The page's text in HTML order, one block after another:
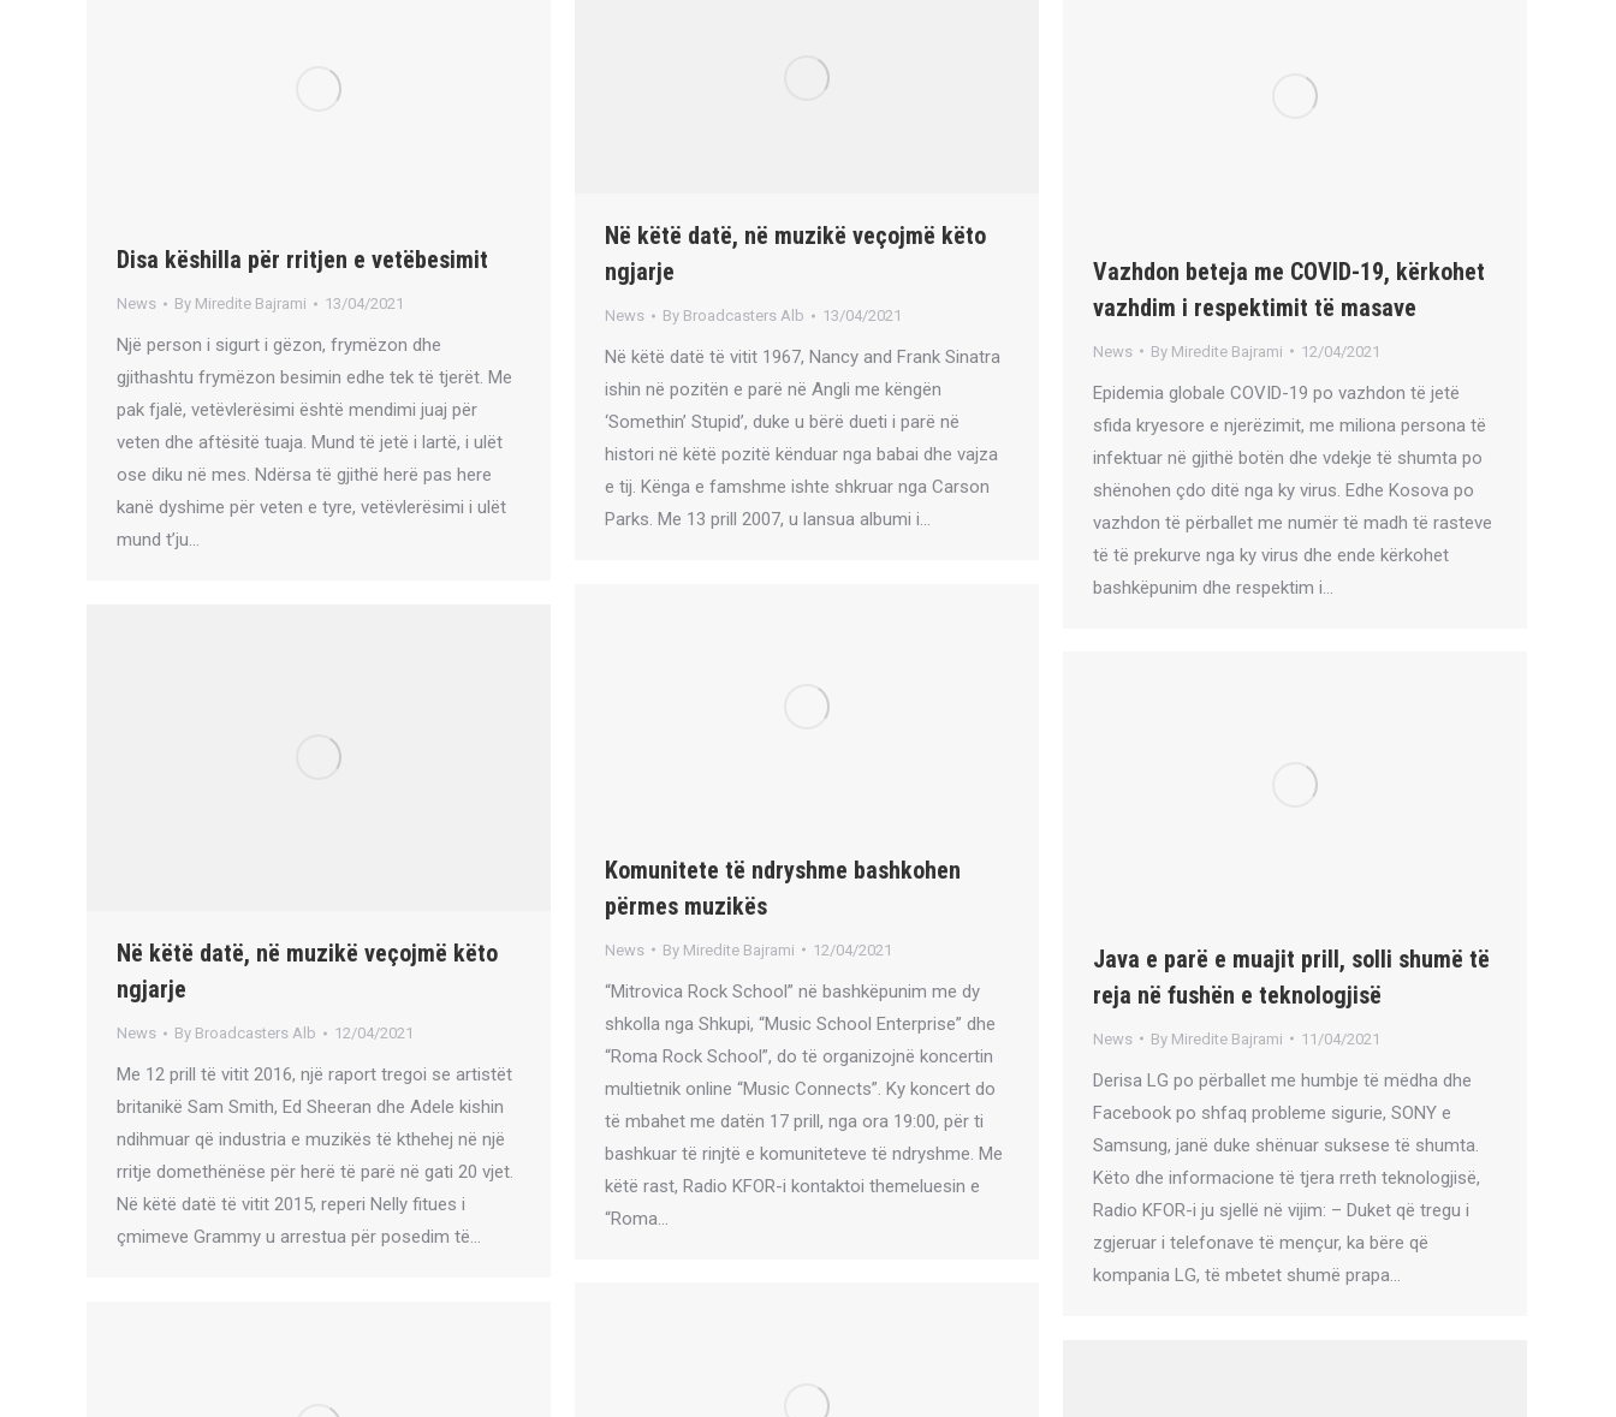
Disa këshilla për rritjen e vetëbesimit
News By Miredite Bajrami 13/04/2021
Një person i sigurt i gëzon, frymëzon dhe
gjithashtu frymëzon besimin edhe tek të tjerët. Me
pak fjalë, vetëvlerësimi është mendimi juaj për
veten dhe aftësitë tuaja. Mund të jetë i lartë, i ulët
ose diku në mes. Ndërsa të gjithë herë pas here
kanë dyshime për veten e tyre, vetëvlerësimi i ulët
mund t’ju…
Në këtë datë, në muzikë veçojmë këto
ngjarje
News By Broadcasters Alb 13/04/2021
Në këtë datë të vitit 1967, Nancy and Frank Sinatra
ishin në pozitën e parë në Angli me këngën
‘Somethin’ Stupid’, duke u bërë dueti i parë në
histori në këtë pozitë kënduar nga babai dhe vajza
e tij. Kënga e famshme ishte shkruar nga Carson
Parks. Me 13 prill 2007, u lansua albumi i…
Vazhdon beteja me COVID-19, kërkohet
vazhdim i respektimit të masave
News By Miredite Bajrami 12/04/2021
Epidemia globale COVID-19 po vazhdon të jetë
sfida kryesore e njerëzimit, me miliona persona të
infektuar në gjithë botën dhe vdekje të shumta po
shënohen çdo ditë nga ky virus. Edhe Kosova po
vazhdon të përballet me numër të madh të rasteve
të të prekurve nga ky virus dhe ende kërkohet
bashkëpunim dhe respektim i…
Komunitete të ndryshme bashkohen
përmes muzikës
News By Miredite Bajrami 12/04/2021
“Mitrovica Rock School” në bashkëpunim me dy
shkolla nga Shkupi, “Music School Enterprise” dhe
“Roma Rock School”, do të organizojnë koncertin
multietnik online “Music Connects”. Ky koncert do
të mbahet me datën 17 prill, nga ora 19:00, për ti
bashkuar të rinjtë e komuniteteve të ndryshme. Me
këtë rast, Radio KFOR-i kontaktoi themeluesin e
“Roma…
Në këtë datë, në muzikë veçojmë këto
ngjarje
News By Broadcasters Alb 12/04/2021
Me 12 prill të vitit 2016, një raport tregoi se artistët
britanikë Sam Smith, Ed Sheeran dhe Adele kishin
ndihmuar që industria e muzikës të kthehej në një
rritje domethënëse për herë të parë në gati 20 vjet.
Në këtë datë të vitit 2015, reperi Nelly fitues i
çmimeve Grammy u arrestua për posedim të…
Java e parë e muajit prill, solli shumë të
reja në fushën e teknologjisë
News By Miredite Bajrami 11/04/2021
Derisa LG po përballet me humbje të mëdha dhe
Facebook po shfaq probleme sigurie, SONY e
Samsung, janë duke shënuar suksese të shumta.
Këto dhe informacione të tjera rreth teknologjisë,
Radio KFOR-i ju sjellë në vijim: – Duket që tregu i
zgjeruar i telefonave të mençur, ka bëre që
kompania LG, të mbetet shumë prapa…